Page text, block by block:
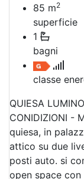
85 m2
superficie
1
bagni
classe
QUIESA
CONIDIZIONI -
quiesa, in
attico su due
posti auto. si
open space